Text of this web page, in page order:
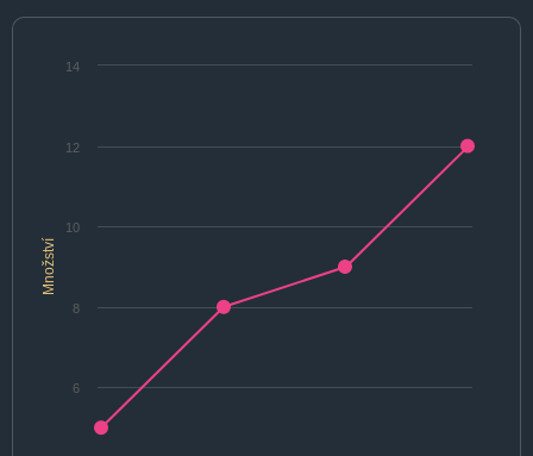
Množství
6
8
10
12
14